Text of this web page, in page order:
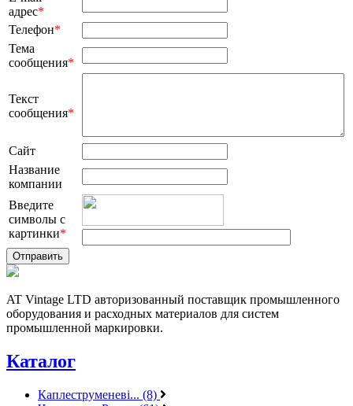
адрес*
Телефон*
Тема
сообщения*
Текст
сообщения*
Сайт
Название
компании
Введите
символы с
картинки*
AT Vintage LTD авторизованный поставщик промышленного
оборудования и расходных материалов для систем
промышленной маркировки.
Каталог
Каплеструменеві... (8)